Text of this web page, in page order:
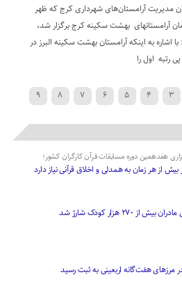
مدیریت آرامستان‌های شهرداری کرج که ظهر
آرامستانهای بهشت سکینه کرج برگزار شد،
اشاره به اینکه آرامستان بهشت سکینه البرز در
رتبه اول را
3
4
5
6
7
8
9
هفدهمین دوره مسابقات قرآن کارگران کشور؛
از هر زمان به همدلی و اخلاق قرآنی نیاز دارد
۲۷۰ هزار کودک شارژ شد
مرزهای هفت‌گانه اربعینی به ثبت رسید